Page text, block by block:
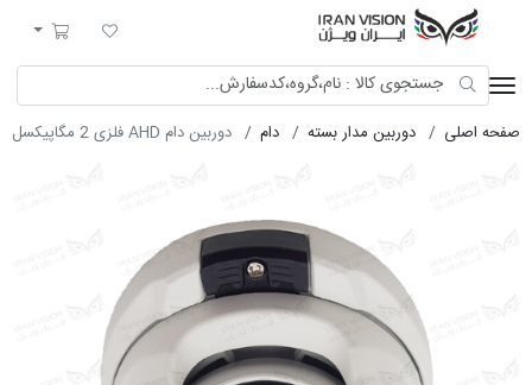
لیست مورد علاقه
سبد خرید
صفحه اصلی دوربین مدار بسته دام دوربین دام AHD فلزی 2 مگاپیکسل با لنز 2.8 استارلایت شب رنگی